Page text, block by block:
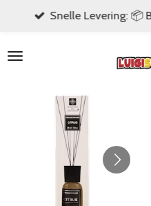
naar
hoofdinhoud
Snelle Levering: 📦